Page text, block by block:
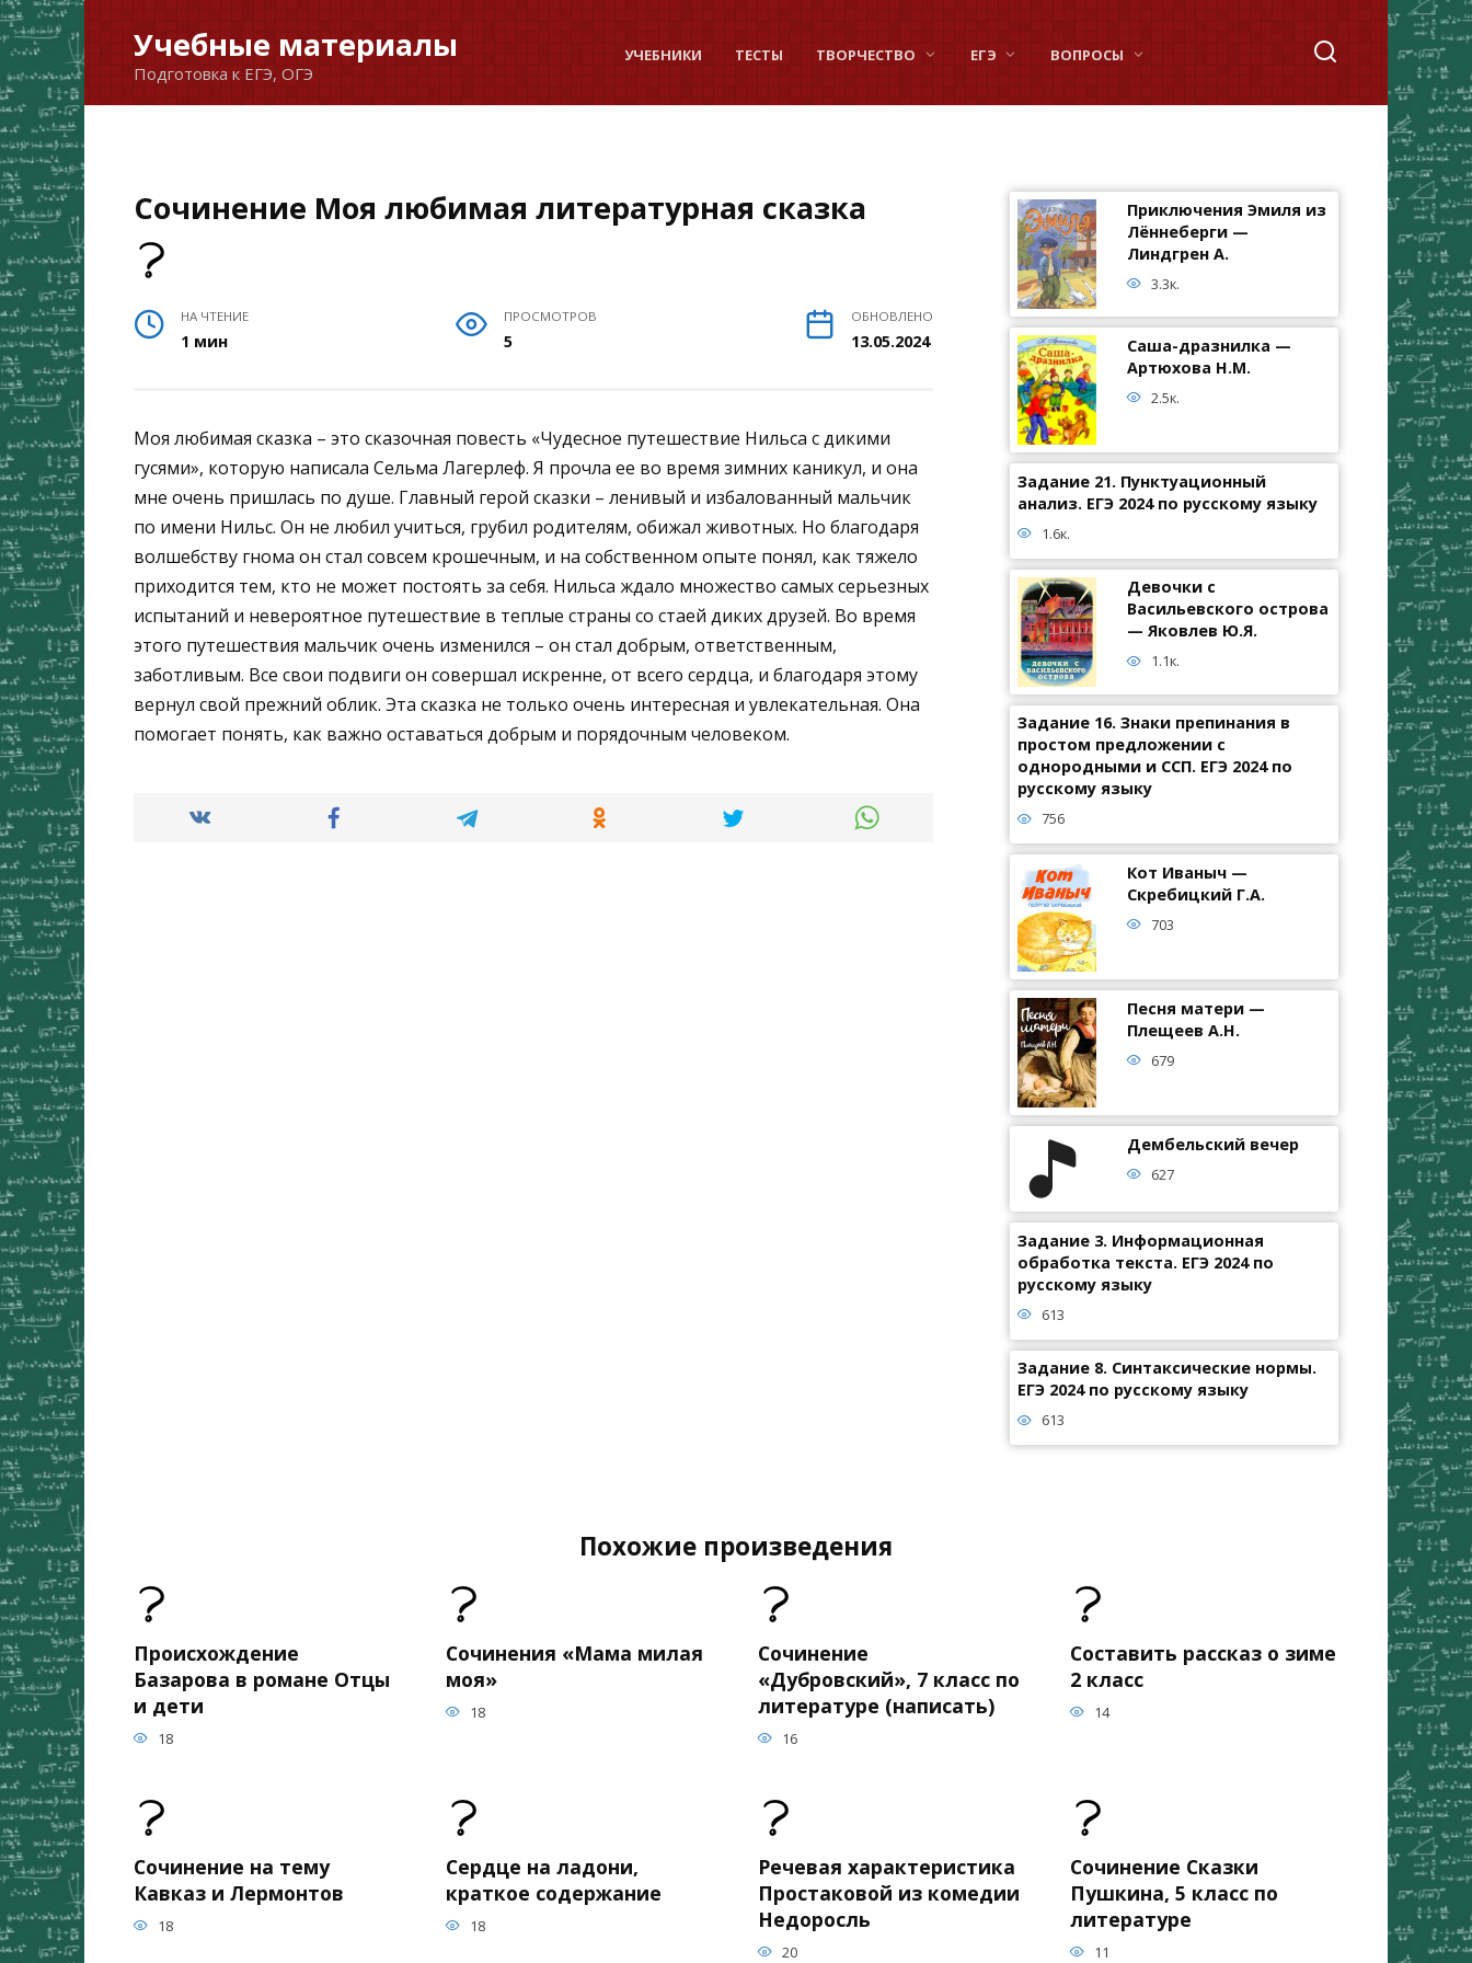
Перейти
к
содержанию
Учебные материалы
Подготовка к ЕГЭ, ОГЭ
УЧЕБНИКИ ТЕСТЫ ТВОРЧЕСТВО ЕГЭ ВОПРОСЫ
Сочинение Моя любимая литературная сказка
НА ЧТЕНИЕ
1 мин
ПРОСМОТРОВ
5
ОБНОВЛЕНО
13.05.2024
Моя любимая сказка – это сказочная повесть «Чудесное путешествие Нильса с дикими
гусями», которую написала Сельма Лагерлеф. Я прочла ее во время зимних каникул, и она
мне очень пришлась по душе. Главный герой сказки – ленивый и избалованный мальчик
по имени Нильс. Он не любил учиться, грубил родителям, обижал животных. Но благодаря
волшебству гнома он стал совсем крошечным, и на собственном опыте понял, как тяжело
приходится тем, кто не может постоять за себя. Нильса ждало множество самых серьезных
испытаний и невероятное путешествие в теплые страны со стаей диких друзей. Во время
этого путешествия мальчик очень изменился – он стал добрым, ответственным,
заботливым. Все свои подвиги он совершал искренне, от всего сердца, и благодаря этому
вернул свой прежний облик. Эта сказка не только очень интересная и увлекательная. Она
помогает понять, как важно оставаться добрым и порядочным человеком.
Приключения Эмиля из
Лённеберги —
Линдгрен А.
3.3к.
Саша-дразнилка —
Артюхова Н.М.
2.5к.
Задание 21. Пунктуационный
анализ. ЕГЭ 2024 по русскому языку
1.6к.
Девочки с
Васильевского острова
— Яковлев Ю.Я.
1.1к.
Задание 16. Знаки препинания в
простом предложении с
однородными и ССП. ЕГЭ 2024 по
русскому языку
756
Кот Иваныч —
Скребицкий Г.А.
703
Песня матери —
Плещеев А.Н.
679
Дембельский вечер
627
Задание 3. Информационная
обработка текста. ЕГЭ 2024 по
русскому языку
613
Задание 8. Синтаксические нормы.
ЕГЭ 2024 по русскому языку
613
Похожие произведения
Происхождение
Базарова в романе Отцы
и дети
18
Сочинения «Мама милая
моя»
18
Сочинение
«Дубровский», 7 класс по
литературе (написать)
16
Составить рассказ о зиме
2 класс
14
Сочинение на тему
Кавказ и Лермонтов
18
Сердце на ладони,
краткое содержание
18
Речевая характеристика
Простаковой из комедии
Недоросль
20
Сочинение Сказки
Пушкина, 5 класс по
литературе
11